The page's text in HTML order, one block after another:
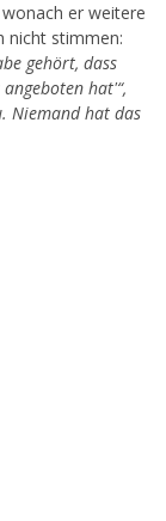
er weitere
nicht stimmen:
gehört, dass
hat'“,
Niemand hat das